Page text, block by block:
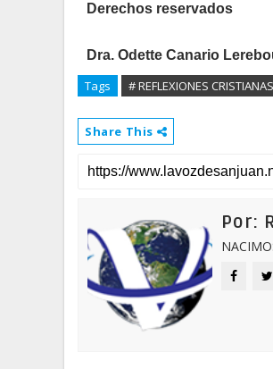
Derechos reservados
Dra. Odette Canario
Tags # REFLEXIONES CRISTIANAS
Share This
Por: